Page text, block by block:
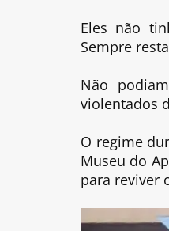
Eles não
Sempre
Não
violentados
O regime
Museu do
para reviver